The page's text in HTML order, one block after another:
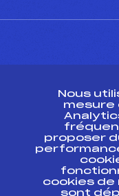
Ressources
Pass’Neige
Projet sportif
Projet de
Nous
mesure
proposer
cookies de
sont